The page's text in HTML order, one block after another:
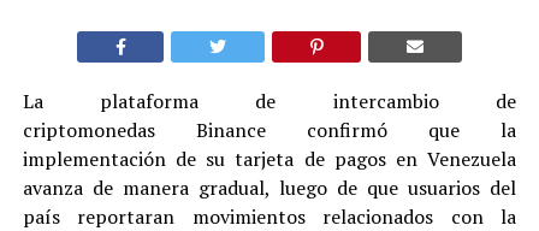
La plataforma de intercambio de
criptomonedas Binance confirmó que la
implementación de su tarjeta de pagos en Venezuela
avanza de manera gradual, luego de que usuarios del
país reportaran movimientos relacionados con la